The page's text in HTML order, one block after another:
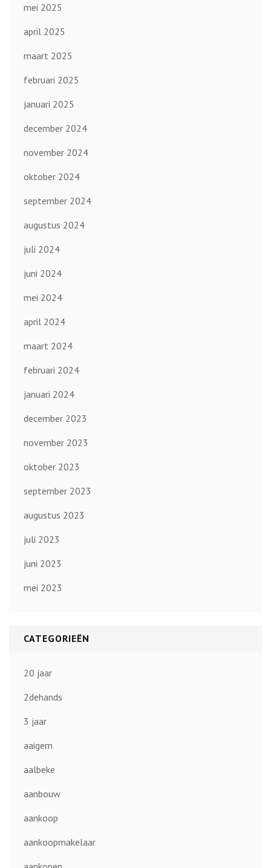
mei 2025
april 2025
maart 2025
februari 2025
januari 2025
december 2024
november 2024
oktober 2024
september 2024
augustus 2024
juli 2024
juni 2024
mei 2024
april 2024
maart 2024
februari 2024
januari 2024
december 2023
november 2023
oktober 2023
september 2023
augustus 2023
juli 2023
juni 2023
mei 2023
CATEGORIEËN
20 jaar
2dehands
3 jaar
aaigem
aalbeke
aanbouw
aankoop
aankoopmakelaar